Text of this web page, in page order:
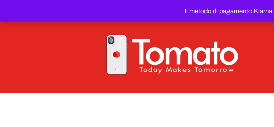
Il metodo di pagamento
PREZZO DEL WEB!